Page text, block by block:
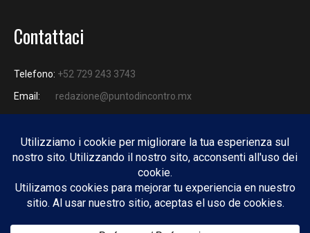
Contattaci
Telefono: +52 729 243 3743
Email:
redazione@puntodincontro.mx
PUNTODINCONTRO